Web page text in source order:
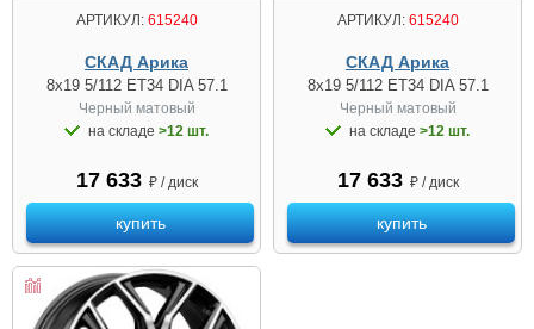
АРТИКУЛ:615240
СКАД Арика
8x19 5/112 ET34 DIA 57.1
Черный матовый
на складе >12 шт.
17 633 ₽ / диск
купить
АРТИКУЛ:615240
СКАД Арика
8x19 5/112 ET34 DIA 57.1
Черный матовый
на складе >12 шт.
17 633 ₽ / диск
купить